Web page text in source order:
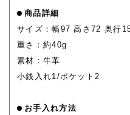
商品詳細
サイズ：幅97 高さ72 奥行
重さ：約40g
素材：牛革
小銭入れ1/ポケット2
お手入れ方法